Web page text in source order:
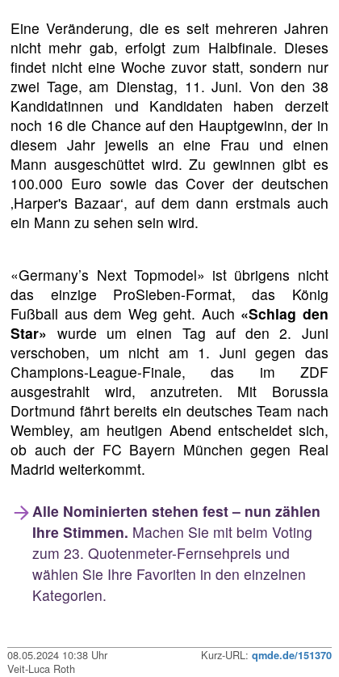
Eine Veränderung, die es seit mehreren Jahren
nicht mehr gab, erfolgt zum Halbfinale. Dieses
findet nicht eine Woche zuvor statt, sondern nur
zwei Tage, am Dienstag, 11. Juni. Von den 38
Kandidatinnen und Kandidaten haben derzeit
noch 16 die Chance auf den Hauptgewinn, der in
diesem Jahr jeweils an eine Frau und einen
Mann ausgeschüttet wird. Zu gewinnen gibt es
100.000 Euro sowie das Cover der deutschen
‚Harper's Bazaar‘, auf dem dann erstmals auch
ein Mann zu sehen sein wird.
«Germany’s Next Topmodel» ist übrigens nicht
das einzige ProSieben-Format, das König
Fußball aus dem Weg geht. Auch «Schlag den
Star» wurde um einen Tag auf den 2. Juni
verschoben, um nicht am 1. Juni gegen das
Champions-League-Finale, das im ZDF
ausgestrahlt wird, anzutreten. Mit Borussia
Dortmund fährt bereits ein deutsches Team nach
Wembley, am heutigen Abend entscheidet sich,
ob auch der FC Bayern München gegen Real
Madrid weiterkommt.
Alle Nominierten stehen fest – nun zählen
Ihre Stimmen. Machen Sie mit beim Voting
zum 23. Quotenmeter-Fernsehpreis und
wählen Sie Ihre Favoriten in den einzelnen
Kategorien.
08.05.2024 10:38 Uhr Kurz-URL: qmde.de/151370
Veit-Luca Roth